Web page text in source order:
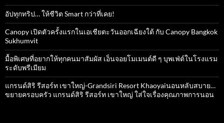
อัปทุกทริป… ให้ชีวิต Smart กว่าที่เคย!
Canopy เปิดตัวครั้งแรกในเอเชียตะวันออกเฉียงใต้ กับ Canopy Bangkok
Sukhumvit
มื้อพิเศษที่อยากให้ทุกคนมาสัมผัส เอ็นจอยโมเมนต์ดี ๆ บุพเฟ่ต์ในโรงแรม
ระดับพรีเมียม
แกรนด์สิริ​ รีสอร์ท​ เขาใหญ่​-Grandsiri​ Resort​ Khaoyaiนอนหลับสบาย…
ขยายครอบครัว แกรนด์สิริ รีสอร์ท เขาใหญ่ ใส่ใจเรื่องคุณภาพการนอน